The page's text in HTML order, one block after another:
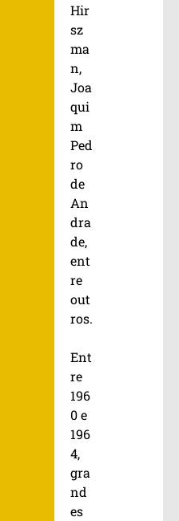
Hir
sz
ma
n,
Joa
qui
m
Ped
ro
de
An
dra
de,
ent
re
out
ros.
Ent
re
196
0 e
196
4,
gra
nd
es